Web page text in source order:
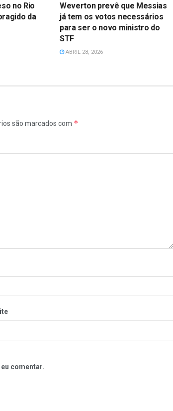
no Rio
da
Weverton prevê que Messias
já tem os votos necessários
para ser o novo ministro do
STF
ABRIL 28, 2026
são marcados com *
comentar.